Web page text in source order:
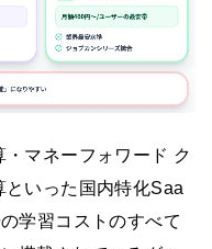
マネーフォワード ク
いった国内特化Saa
学習コストのすべて